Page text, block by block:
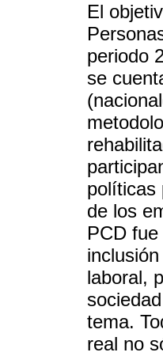
El
periodo
se
políticas
de los
PCD
laboral,
tema.
real no